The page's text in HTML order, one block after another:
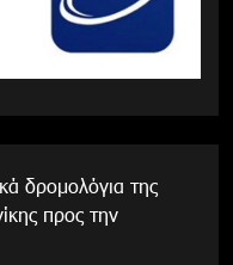
δρομολόγια της
προς την